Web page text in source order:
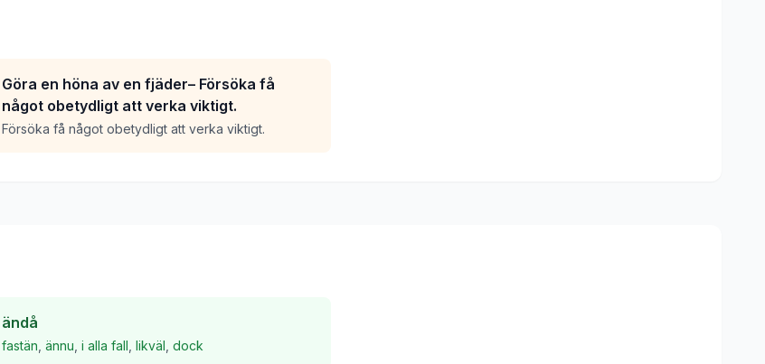
Göra en höna av en fjäder– Försöka få
något obetydligt att verka viktigt.
Försöka få något obetydligt att verka viktigt.
ändå
fastän ännu i alla fall likväl dock